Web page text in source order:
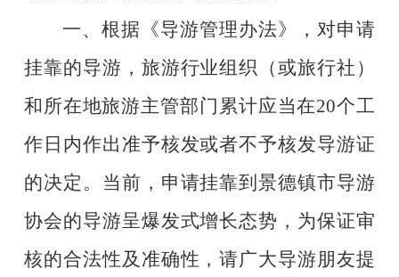
一、根据《导游管理办法》，对申请
挂靠的导游，旅游行业组织（或旅行社）
和所在地旅游主管部门累计应当在20个工
作日内作出准予核发或者不予核发导游证
的决定。当前，申请挂靠到景德镇市导游
协会的导游呈爆发式增长态势，为保证审
核的合法性及准确性，请广大导游朋友提